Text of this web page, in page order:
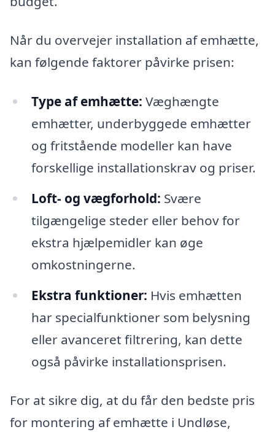
Når du overvejer installation af emhætte,
kan følgende faktorer påvirke prisen:
Type af emhætte: Væghængte
emhætter, underbyggede emhætter
og fritstående modeller kan have
forskellige installationskrav og priser.
Loft- og vægforhold: Svære
tilgængelige steder eller behov for
ekstra hjælpemidler kan øge
omkostningerne.
Ekstra funktioner: Hvis emhætten
har specialfunktioner som belysning
eller avanceret filtrering, kan dette
også påvirke installationsprisen.
For at sikre dig, at du får den bedste pris
for montering af emhætte i Undløse,